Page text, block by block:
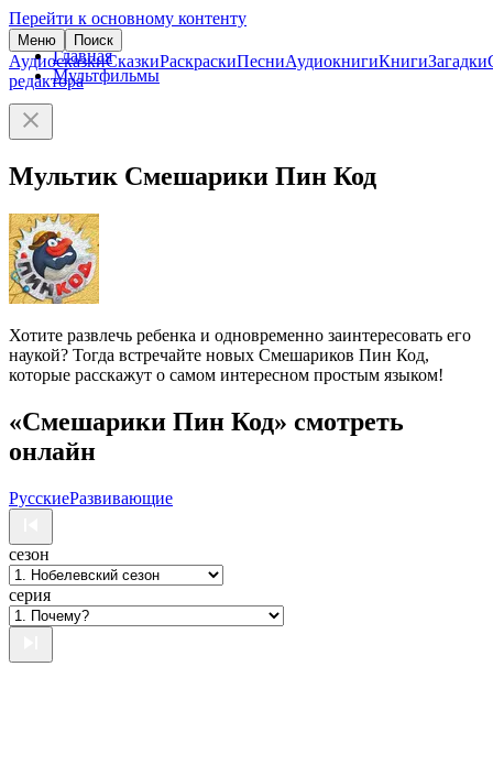
Перейти к основному контенту
Меню Поиск
АудиосказкиСказкиРаскраскиПесниАудиокнигиКнигиЗагадки
редактора
Главная
Мультфильмы
Мультик Смешарики Пин Код
Хотите развлечь ребенка и одновременно заинтересовать его
наукой? Тогда встречайте новых Смешариков Пин Код,
которые расскажут о самом интересном простым языком!
«Смешарики Пин Код» смотреть
онлайн
РусскиеРазвивающие
сезон
серия